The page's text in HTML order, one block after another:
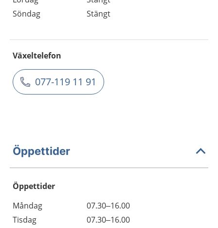
Söndag
Stängt
Växeltelefon
077-119 11 91
Öppettider
Öppettider
Dag
Öppettider
Kommentarer
Måndag
07.30–16.00
Tisdag
07.30–16.00